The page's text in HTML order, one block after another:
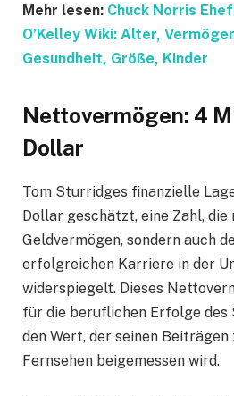
Mehr lesen: Chuck Norris
O’Kelley Wiki: Alter,
Gesundheit, Größe, Kinder
Nettovermögen: 4
Dollar
Tom Sturridges finanzielle
Dollar geschätzt, eine Zahl, die
Geldvermögen, sondern auch
erfolgreichen Karriere in der
widerspiegelt. Dieses
für die beruflichen Erfolge des
den Wert, der seinen Beiträgen
Fernsehen beigemessen wird.